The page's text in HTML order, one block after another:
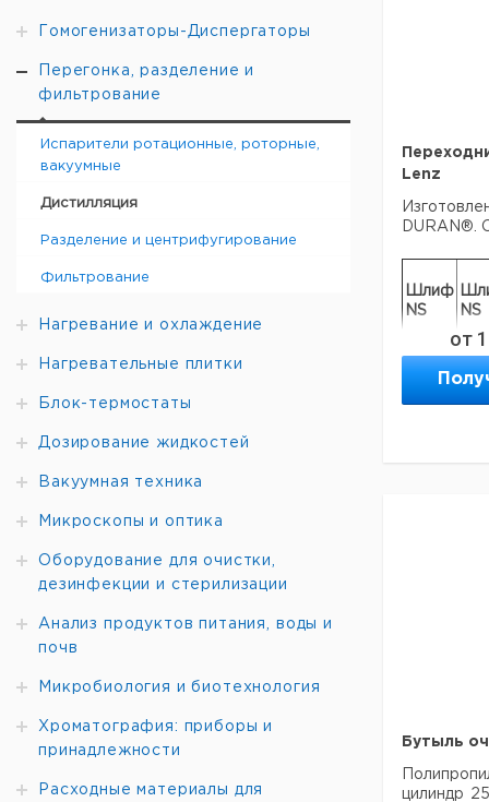
Гомогенизаторы-Диспергаторы
Перегонка, разделение и
фильтрование
Испарители ротационные, роторные,
вакуумные
Дистилляция
Разделение и центрифугирование
Фильтрование
Нагревание и охлаждение
Нагревательные плитки
Блок-термостаты
Дозирование жидкостей
Вакуумная техника
Микроскопы и оптика
Оборудование для очистки,
дезинфекции и стерилизации
Анализ продуктов питания, воды и
почв
Микробиология и биотехнология
Хроматография: приборы и
принадлежности
Расходные материалы для
Lenz
DURAN®.
Шлиф
NS
NS
14/23 29/
14/
29/32
14/
от
Бутыль
цилиндр